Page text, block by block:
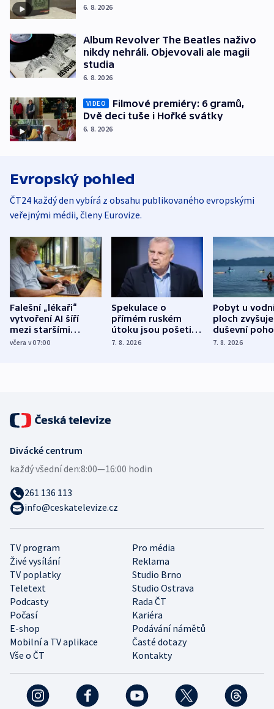
6. 8. 2026
Album Revolver The Beatles naživo
nikdy nehráli. Objevovali ale magii
studia
6. 8. 2026
VIDEO
Filmové premiéry: 6 gramů,
Dvě deci tuše i Hořké svátky
6. 8. 2026
Evropský pohled
ČT24 každý den vybírá z obsahu publikovaného evropskými
veřejnými médii, členy Eurovize.
Falešní „lékaři“
vytvoření AI šíří
mezi staršími
Poláky nebezpečné
včera v 07:00
Spekulace o
přímém ruském
útoku jsou pošetilé,
míní estonský
7. 8. 2026
Pobyt u
ploch zvyšuje
duševní
ukázala
7. 8. 2026
TV program
Pro média
Živé vysílání
Reklama
TV poplatky
Studio Brno
Teletext
Studio Ostrava
Podcasty
Rada ČT
Počasí
Kariéra
E-shop
Podávání námětů
Mobilní a TV aplikace
Časté dotazy
Vše o ČT
Kontakty
Divácké centrum
každý všední den:8:00—16:00 hodin
261 136 113
info@ceskatelevize.cz